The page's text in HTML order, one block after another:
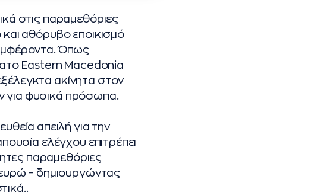
στις παραμεθόριες
και αθόρυβο εποικισμό
Όπως
Eastern Macedonia
ακίνητα στον
για φυσικά πρόσωπα.
απειλή για την
ελέγχου επιτρέπει
παραμεθόριες
– δημιουργώντας